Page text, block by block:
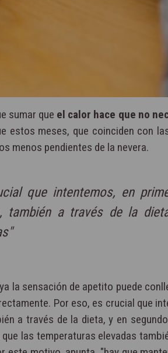
sumar que el calor hace que no
estos meses, que coinciden con
menos pendientes de la nevera.
que intentemos, en
también a través de la
la sensación de apetito puede
Por eso, es crucial que
a través de la dieta, y en
que las temperaturas elevadas